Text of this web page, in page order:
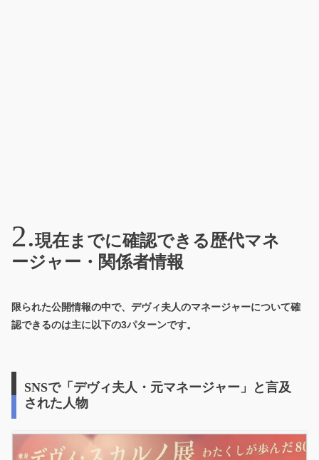
現在までに確認できる歴代マネ
ージャー・関係者情報
限られた公開情報の中で、デヴィ夫人のマネージャーについて確
認できるのは主に以下の3パターンです。
SNSで「デヴィ夫人・元マネージャー」と言及
された人物